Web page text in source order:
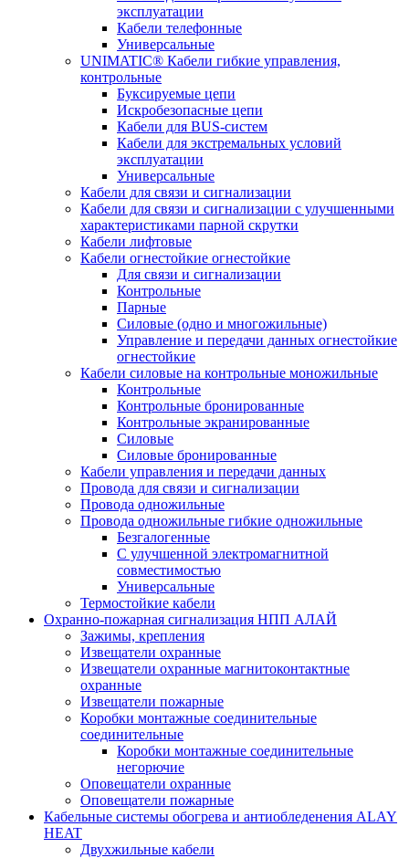
эксплуатации
Кабели телефонные
Универсальные
UNIMATIC® Кабели гибкие управления,
контрольные
Буксируемые цепи
Искробезопасные цепи
Кабели для BUS-систем
Кабели для экстремальных условий
эксплуатации
Универсальные
Кабели для связи и сигнализации
Кабели для связи и сигнализации с улучшенными
характеристиками парной скрутки
Кабели лифтовые
Кабели огнестойкие огнестойкие
Для связи и сигнализации
Контрольные
Парные
Силовые (одно и многожильные)
Управление и передачи данных огнестойкие
огнестойкие
Кабели силовые на контрольные моножильные
Контрольные
Контрольные бронированные
Контрольные экранированные
Силовые
Силовые бронированные
Кабели управления и передачи данных
Провода для связи и сигнализации
Провода одножильные
Провода одножильные гибкие одножильные
Безгалогенные
С улучшенной электромагнитной
совместимостью
Универсальные
Термостойкие кабели
Охранно-пожарная сигнализация НПП АЛАЙ
Зажимы, крепления
Извещатели охранные
Извещатели охранные магнитоконтактные
охранные
Извещатели пожарные
Коробки монтажные соединительные
соединительные
Коробки монтажные соединительные
негорючие
Оповещатели охранные
Оповещатели пожарные
Кабельные системы обогрева и антиобледенения ALAY
HEAT
Двухжильные кабели